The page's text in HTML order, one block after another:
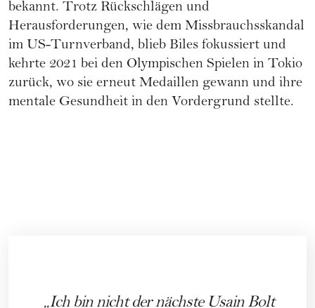
bekannt. Trotz Rückschlägen und
Herausforderungen, wie dem Missbrauchsskandal
im US-Turnverband, blieb Biles fokussiert und
kehrte 2021 bei den Olympischen Spielen in Tokio
zurück, wo sie erneut Medaillen gewann und ihre
mentale Gesundheit in den Vordergrund stellte.
Ich bin nicht der nächste Usain Bolt